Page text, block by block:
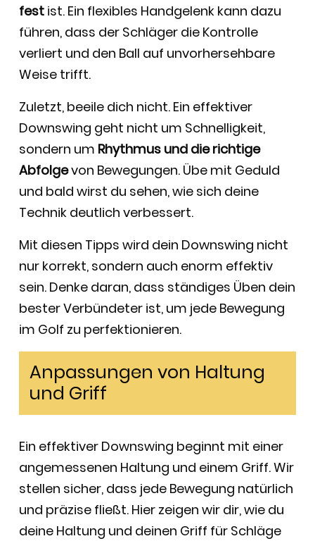
fest ist. Ein flexibles Handgelenk kann dazu
führen, dass der Schläger die Kontrolle
verliert und den Ball auf unvorhersehbare
Weise trifft.
Zuletzt, beeile dich nicht. Ein effektiver
Downswing geht nicht um Schnelligkeit,
sondern um Rhythmus und die richtige
Abfolgevon Bewegungen. Übe mit Geduld
und bald wirst du sehen, wie sich deine
Technik deutlich verbessert.
Mit diesen Tipps wird dein Downswing nicht
nur korrekt, sondern auch enorm effektiv
sein. Denke daran, dass ständiges Üben dein
bester Verbündeter ist, um jede Bewegung
im Golf zu perfektionieren.
Anpassungen von Haltung
und Griff
Ein effektiver Downswing beginnt mit einer
angemessenen Haltung und einem Griff. Wir
stellen sicher, dass jede Bewegung natürlich
und präzise fließt. Hier zeigen wir dir, wie du
deine Haltung und deinen Griff für Schläge